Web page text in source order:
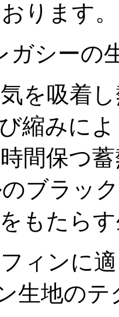
ります。
ガシーの
を吸着
縮みに
間保つ
ブラッ
もたら
ィンに
生地のテ